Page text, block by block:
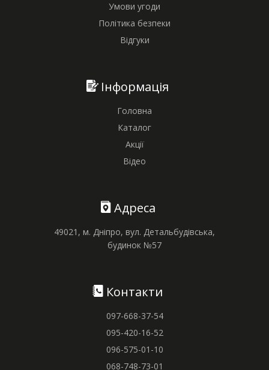
Умови угоди
Політика безпеки
Відгуки
Інформація
Головна
Каталог
Акції
Відео
Адреса
49021, м. Дніпро, вул. Детальбудівська,
будинок №57
Контакти
097-668-37-54
095-420-16-52
096-575-01-10
068-748-73-01